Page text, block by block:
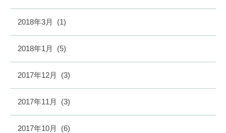
2018年3月 (1)
2018年1月 (5)
2017年12月 (3)
2017年11月 (3)
2017年10月 (6)